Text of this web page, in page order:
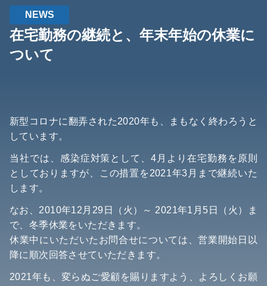
NEWS
在宅勤務の継続と、年末年始の休業に
ついて
新型コロナに翻弄された2020年も、まもなく終わろうと
しています。
当社では、感染症対策として、4月より在宅勤務を原則
としておりますが、この措置を2021年3月まで継続いた
します。
なお、2010年12月29日（火）～ 2021年1月5日（火）ま
で、冬季休業をいただきます。
休業中にいただいたお問合せについては、営業開始日以
降に順次回答させていただきます。
2021年も、変らぬご愛顧を賜りますよう、よろしくお願